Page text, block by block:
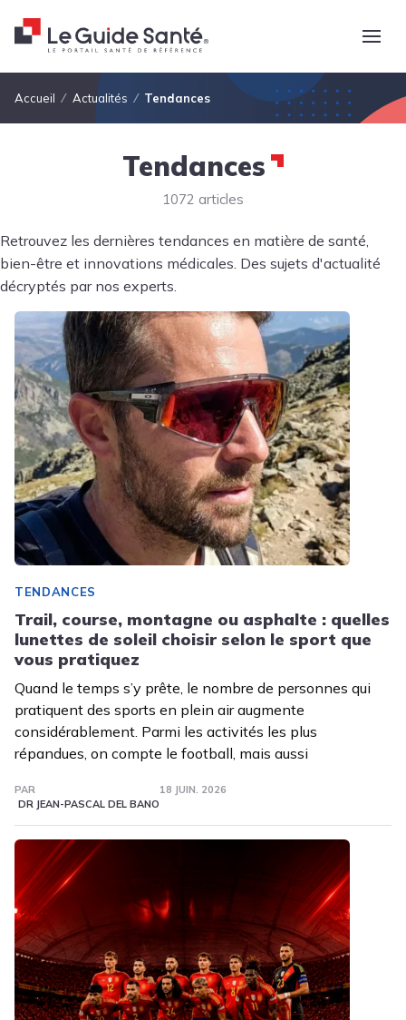
Fil d'Ariane
Accueil Actualités Tendances
Tendances
1072 articles
Retrouvez les dernières tendances en matière de santé,
bien-être et innovations médicales. Des sujets d'actualité
décryptés par nos experts.
TENDANCES
Trail, course, montagne ou asphalte : quelles
lunettes de soleil choisir selon le sport que
vous pratiquez
Quand le temps s’y prête, le nombre de personnes qui
pratiquent des sports en plein air augmente
considérablement. Parmi les activités les plus
répandues, on compte le football, mais aussi
PAR
DR JEAN-PASCAL DEL BANO
18 JUIN. 2026